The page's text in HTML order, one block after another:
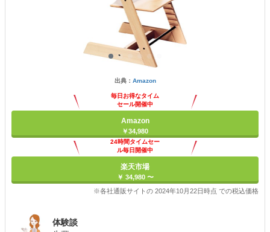
出典： Amazon
毎日お得なタイム
セール開催中
Amazon
￥34,980
24時間タイムセー
ル毎日開催中
楽天市場
￥ 34,980 〜
※各社通販サイトの 2024年10月22日時点 での税込価格
体験談